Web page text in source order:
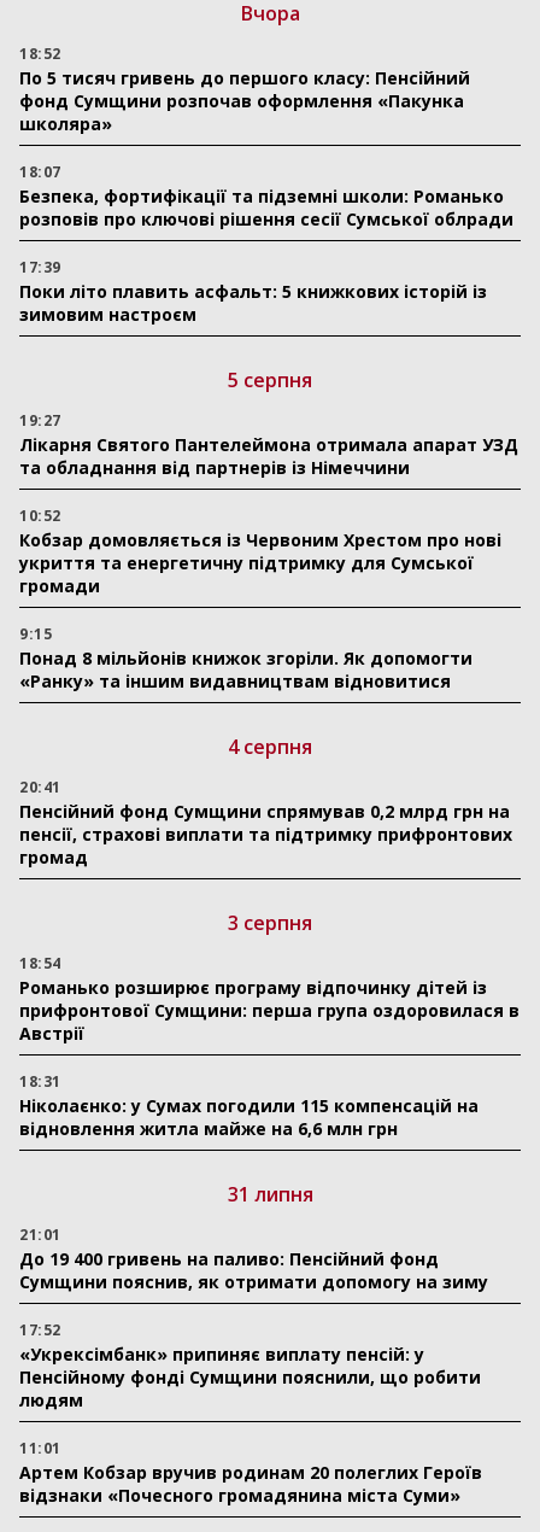
Вчора
18:52
По 5 тисяч гривень до першого класу: Пенсійний
фонд Сумщини розпочав оформлення «Пакунка
школяра»
18:07
Безпека, фортифікації та підземні школи: Романько
розповів про ключові рішення сесії Сумської облради
17:39
Поки літо плавить асфальт: 5 книжкових історій із
зимовим настроєм
5 серпня
19:27
Лікарня Святого Пантелеймона отримала апарат УЗД
та обладнання від партнерів із Німеччини
10:52
Кобзар домовляється із Червоним Хрестом про нові
укриття та енергетичну підтримку для Сумської
громади
9:15
Понад 8 мільйонів книжок згоріли. Як допомогти
«Ранку» та іншим видавництвам відновитися
4 серпня
20:41
Пенсійний фонд Сумщини спрямував 0,2 млрд грн на
пенсії, страхові виплати та підтримку прифронтових
громад
3 серпня
18:54
Романько розширює програму відпочинку дітей із
прифронтової Сумщини: перша група оздоровилася в
Австрії
18:31
Ніколаєнко: у Сумах погодили 115 компенсацій на
відновлення житла майже на 6,6 млн грн
31 липня
21:01
До 19 400 гривень на паливо: Пенсійний фонд
Сумщини пояснив, як отримати допомогу на зиму
17:52
«Укрексімбанк» припиняє виплату пенсій: у
Пенсійному фонді Сумщини пояснили, що робити
людям
11:01
Артем Кобзар вручив родинам 20 полеглих Героїв
відзнаки «Почесного громадянина міста Суми»